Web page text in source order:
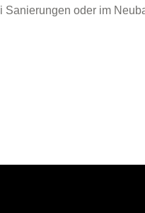
Sanierungen oder im